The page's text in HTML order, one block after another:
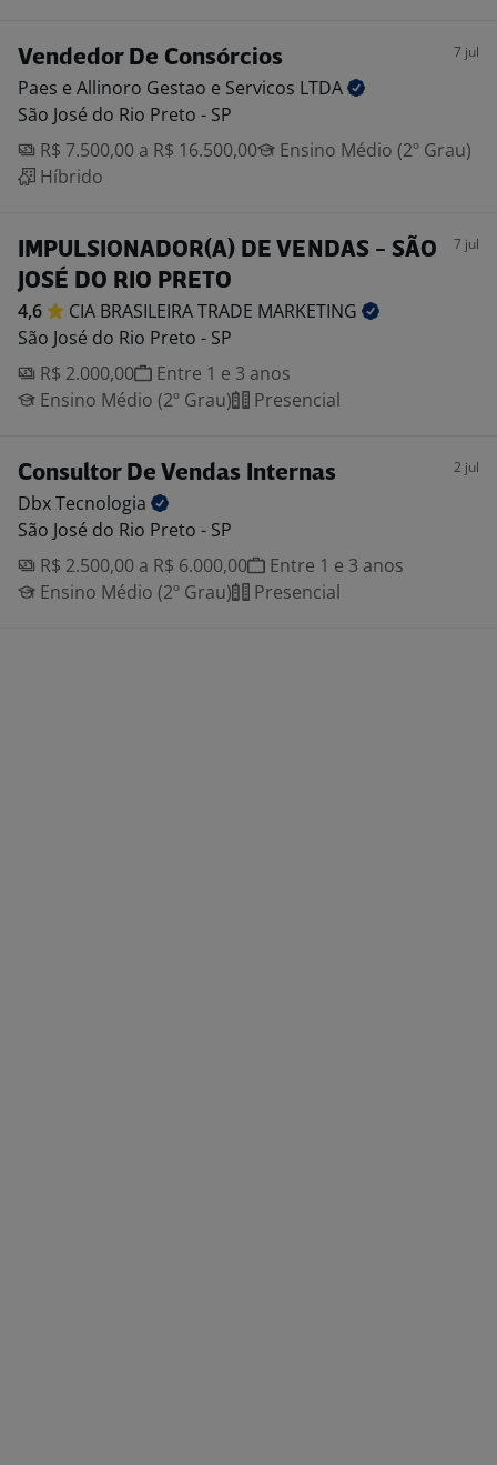
Vendedor De Consórcios 7 jul
Paes e Allinoro Gestao e Servicos LTDA
São José do Rio Preto - SP
R$ 7.500,00 a R$ 16.500,00
Ensino Médio (2º Grau)
Híbrido
IMPULSIONADOR(A) DE VENDAS - SÃO
JOSÉ DO RIO PRETO
7 jul
4,6 CIA BRASILEIRA TRADE MARKETING
São José do Rio Preto - SP
R$ 2.000,00
Entre 1 e 3 anos
Ensino Médio (2º Grau)
Presencial
Consultor De Vendas Internas 2 jul
DbxTecnologia
São José do Rio Preto - SP
R$ 2.500,00 a R$ 6.000,00
Entre 1 e 3 anos
Ensino Médio (2º Grau)
Presencial